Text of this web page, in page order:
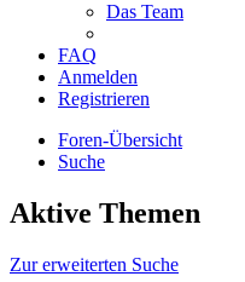
Das Team
FAQ
Anmelden
Registrieren
Foren-Übersicht
Suche
Aktive Themen
Zur erweiterten Suche